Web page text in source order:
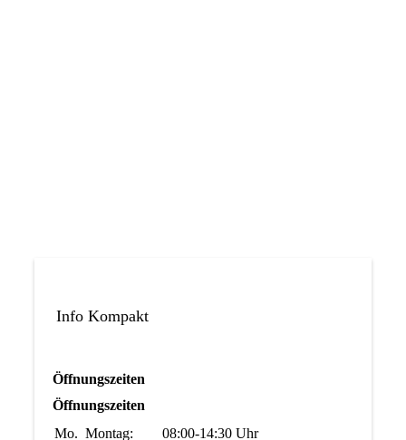
Info Kompakt
Öffnungszeiten
Öffnungszeiten
Mo. Montag: 08:00-14:30Uhr